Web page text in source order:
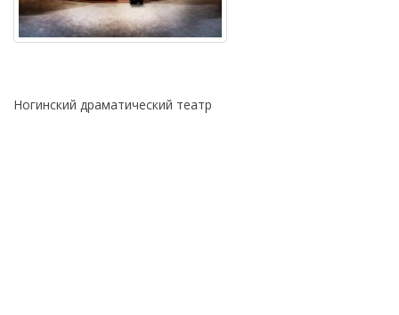
Ногинский драматический театр